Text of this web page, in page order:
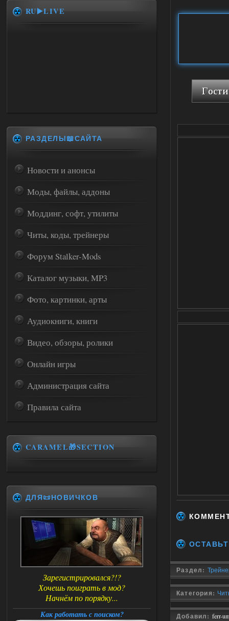
Раздел:
Категория:
Добавил: ferr-
RU▶️LIVE
РАЗДЕЛЫ📖САЙТА
Новости и анонсы
Моды, файлы, аддоны
Моддинг, софт, утилиты
Читы, коды, трейнеры
Форум Stalker-Mods
Каталог музыки, MP3
Фото, картинки, арты
Аудиокниги, книги
Видео, обзоры, ролики
Онлайн игры
Администрация сайта
Правила сайта
CARAMEL🎁SECTION
ДЛЯ📜НОВИЧКОВ
Зарегистрировался?!?
Хочешь поиграть в мод?
Начнём по порядку...
Как работать с поиском?